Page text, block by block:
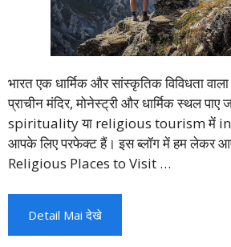
भारत एक धार्मिक और सांस्कृतिक विविधता
प्राचीन मंदिर, मोनेस्ट्री और धार्मिक स्थल
spirituality या religious tourism में
आपके लिए परफेक्ट हैं। इस ब्लॉग में हम लेकर
Religious Places to Visit …
Detail Mai देखे